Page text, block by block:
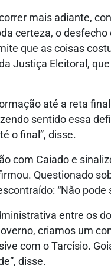
mais adiante,
certeza, o
que as coisas
Justiça Eleitoral,
até a reta
sentido essa
o final”, disse.
com Caiado e
Questionado
“Não pode
entre os
criamos um
com o Tarcísio.
disse.